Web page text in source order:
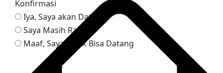
Konfirmasi
Iya, Saya akan Datang
Saya Masih Ragu
Maaf, Saya Tidak Bisa Datang
Reservasi via Whatsapp